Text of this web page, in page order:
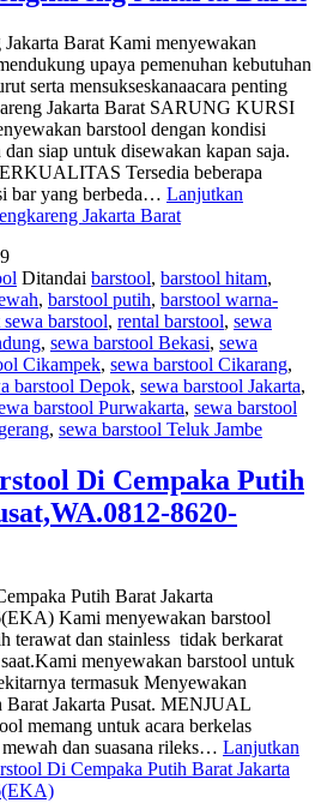
Barat Kami menyewakan
upaya pemenuhan kebutuhan
serta mensukseskanaacara penting
Jakarta Barat SARUNG KURSI
barstool dengan kondisi
siap untuk disewakan kapan saja.
Tersedia beberapa
bar yang berbeda… Lanjutkan
Jakarta Barat
Ditandai barstool, barstool hitam,
, barstool putih, barstool warna-
sewa barstool, rental barstool, sewa
, sewa barstool Bekasi, sewa
Cikampek, sewa barstool Cikarang,
barstool Depok, sewa barstool Jakarta,
barstool Purwakarta, sewa barstool
, sewa barstool Teluk Jambe
Di Cempaka Putih
8620-
Putih Barat Jakarta
Kami menyewakan barstool
terawat dan stainless tidak berkarat
menyewakan barstool untuk
termasuk Menyewakan
Jakarta Pusat. MENJUAL
memang untuk acara berkelas
dan suasana rileks… Lanjutkan
Di Cempaka Putih Barat Jakarta